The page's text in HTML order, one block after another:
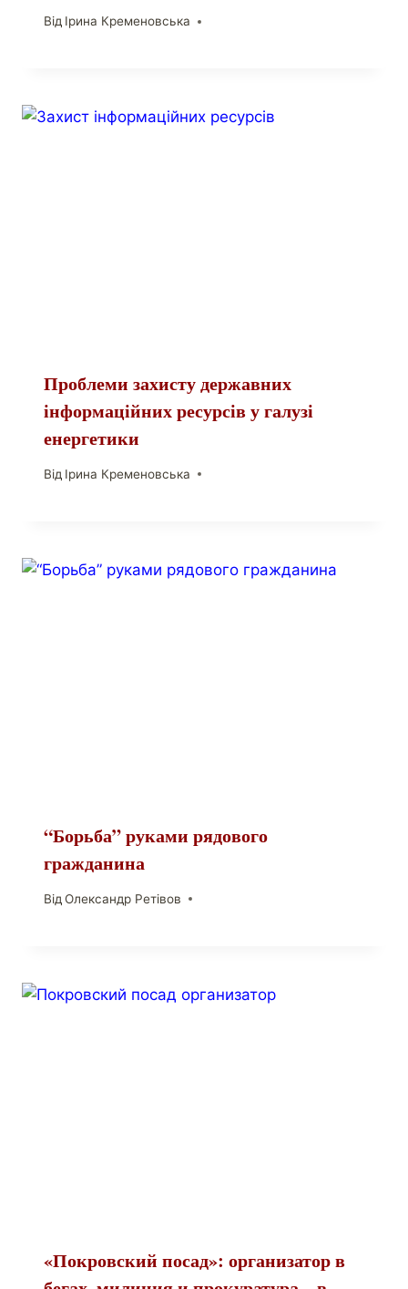
Від Ірина Кременовська
Проблеми захисту державних
інформаційних ресурсів у галузі
енергетики
Від Ірина Кременовська
“Борьба” руками рядового
гражданина
Від Олександр Ретівов
«Покровский посад»: организатор в